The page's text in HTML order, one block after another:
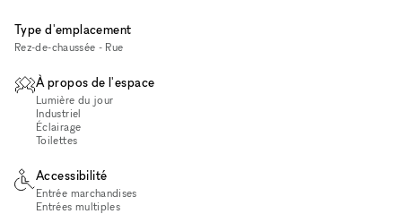
Type d'emplacement
Rez-de-chaussée - Rue
À propos de l'espace
Lumière du jour
Industriel
Éclairage
Toilettes
Accessibilité
Entrée marchandises
Entrées multiples